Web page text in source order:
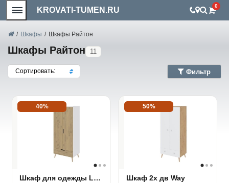
KROVATI-TUMEN.RU 0
/ Шкафы / Шкафы Райтон
Шкафы Райтон 11
Сортировать: Фильтр
40%
Шкаф для одежды Lagom
50%
Шкаф 2х дв Way